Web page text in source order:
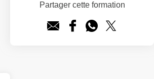
Partager cette formation